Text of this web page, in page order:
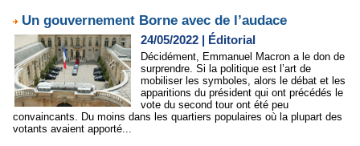
Un gouvernement Borne avec de l’audace
24/05/2022 | Éditorial
Décidément, Emmanuel Macron a le don de
surprendre. Si la politique est l’art de
mobiliser les symboles, alors le débat et les
apparitions du président qui ont précédés le
vote du second tour ont été peu
convaincants. Du moins dans les quartiers populaires où la plupart des
votants avaient apporté...